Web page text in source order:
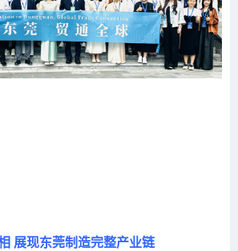
展现东莞制造完整产业链